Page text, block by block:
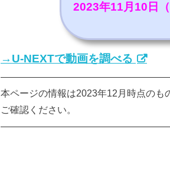
2023年11月10日
→U-NEXTで動画を調べる
本ページの情報は2023年12月時点のも
ご確認ください。